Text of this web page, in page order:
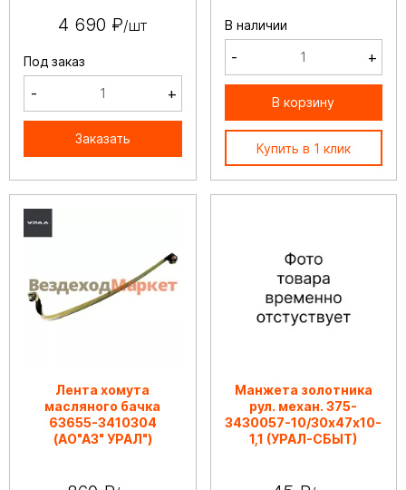
4 690 ₽/шт
Под заказ
- +
Заказать
В наличии
- +
В корзину
Купить в 1 клик
Лента хомута
масляного бачка
63655-3410304
(АО"АЗ" УРАЛ")
Манжета золотника
рул. механ. 375-
3430057-10/30х47х10-
1,1 (УРАЛ-СБЫТ)